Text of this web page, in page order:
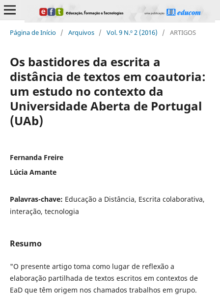
Página de Início / Arquivos / Vol. 9 N.º 2 (2016) / ARTIGOS
Os bastidores da escrita a
distância de textos em coautoria:
um estudo no contexto da
Universidade Aberta de Portugal
(UAb)
Fernanda Freire
Lúcia Amante
Palavras-chave: Educação a Distância, Escrita colaborativa,
interação, tecnologia
Resumo
"O presente artigo toma como lugar de reflexão a
elaboração partilhada de textos escritos em contextos de
EaD que têm origem nos chamados trabalhos em grupo.